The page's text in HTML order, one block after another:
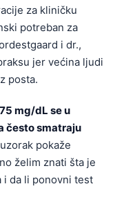
za kliničku
potreban za
i dr.,
jer većina ljudi
posta.
mg/dL se u
često smatraju
pokaže
želim znati šta je
i da li ponovni test